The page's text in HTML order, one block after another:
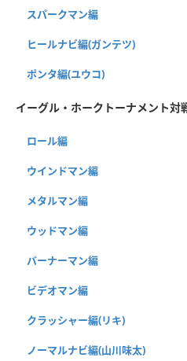
スパークマン編
ヒールナビ編(ガンテツ)
ポンタ編(ユウコ)
イーグル・ホークトーナメント対
ロール編
ウインドマン編
メタルマン編
ウッドマン編
バーナーマン編
ビデオマン編
クラッシャー編(リキ)
ノーマルナビ編(山川味太)